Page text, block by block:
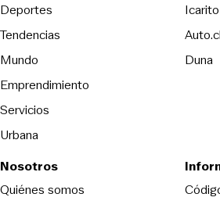
Deportes
Tendencias
Mundo
Emprendimiento
Servicios
Urbana
Icarito
Auto.cl
Duna
Nosotros
Quiénes somos